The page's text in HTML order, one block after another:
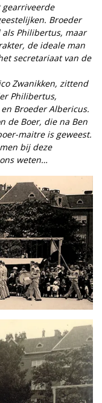
Broeder
Philibertus, maar
de ideale man
secretariaat van de
Zwanikken, zittend
Philibertus,
Broeder Albericus.
de Boer, die na Ben
maitre is geweest.
bij deze
weten…